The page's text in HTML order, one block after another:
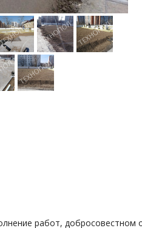
работ, добросовестном